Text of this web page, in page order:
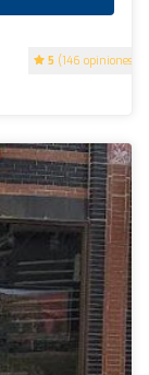
5 (146 opiniones)